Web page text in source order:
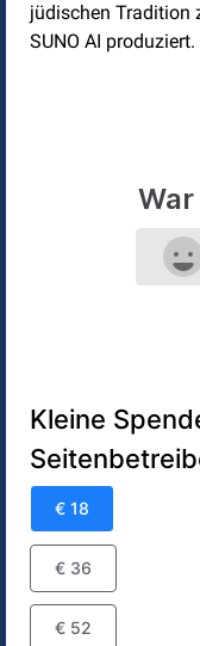
jüdischen Tradition
SUNO AI produziert.
Kleine
€ 18
€ 36
€ 52